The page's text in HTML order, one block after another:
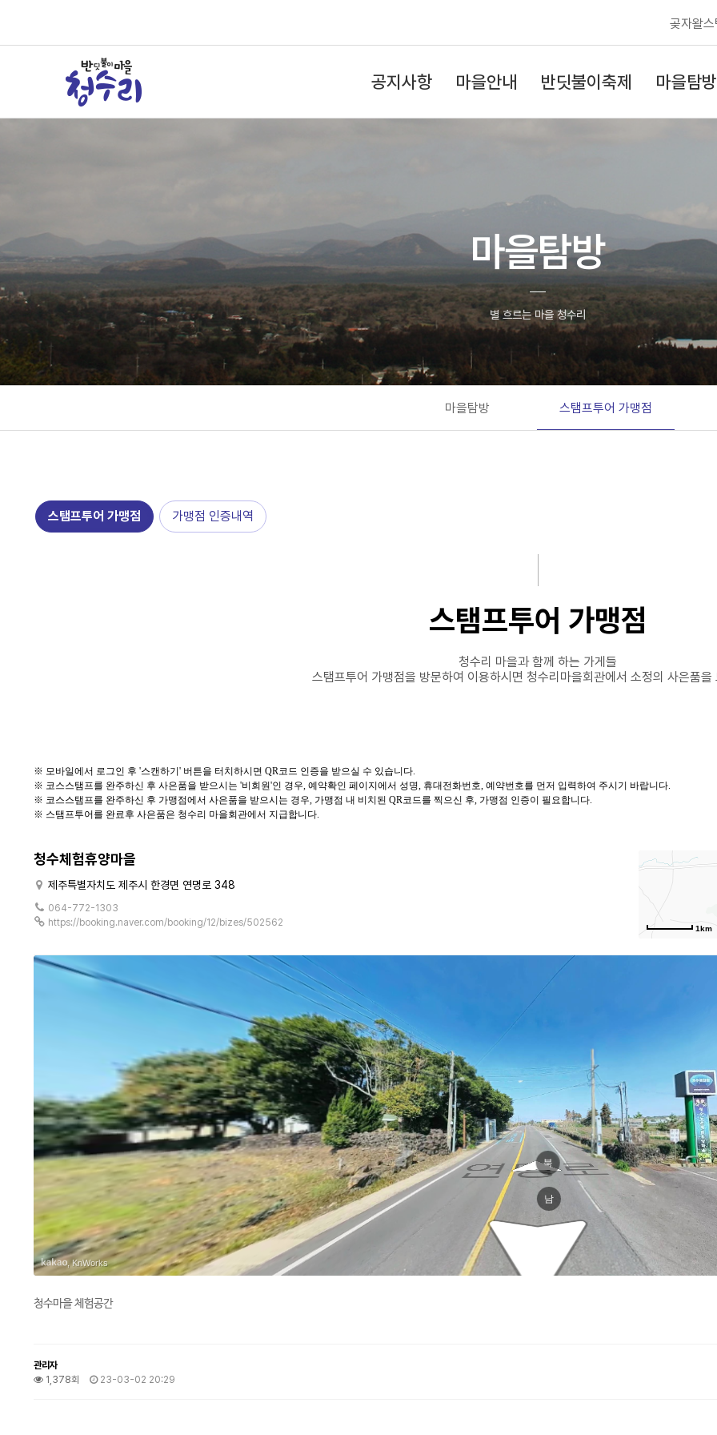
곶자왈
공지사항 마을안내 반딧불이축제 마을탐방
마을탐방 스탬프투어 가맹점
마을탐방
별 흐르는 마을 청수리
스탬프투어 가맹점 가맹점 인증내역
스탬프투어 가맹점
청수리 마을과 함께 하는 가게들
스탬프투어 가맹점을 방문하여 이용하시면 청수리마을회관에서 소정의 사은품을
※ 모바일에서 로그인 후 '스캔하기 ' 버튼을 터치하시면 QR코드 인증을 받으실 수 있습니다.
※ 코스스탬프를 완주하신 후 사은품을 받으시는 '비회원'인 경우, 예약확인 페이지에서 성명, 휴대전화번호, 예약번호를 먼저 입력하여 주시기 바랍니다.
※ 코스스탬프를 완주하신 후 가맹점에서 사은품을 받으시는 경우, 가맹점 내 비치된 QR코드를 찍으신 후, 가맹점 인증이 필요합니다.
※ 스탬프투어를 완료후 사은품은 청수리 마을회관에서 지급합니다.
청수체험휴양마을
제주특별자치도 제주시 한경면 연명로 348
064-772-1303
https://booking.naver.com/booking/12/bizes/502562
1km
연명로
연명로
북
남
, KnWorks
청수마을 체험공간
관리자
1,378회
23-03-02 20:29